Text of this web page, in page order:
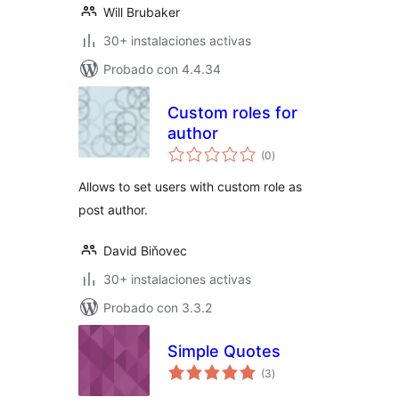
Will Brubaker
30+ instalaciones activas
Probado con 4.4.34
Custom roles for
author
(0total
de
)
Allows to set users with custom role as
post author.
David Biňovec
30+ instalaciones activas
Probado con 3.3.2
Simple Quotes
(3total
de
)